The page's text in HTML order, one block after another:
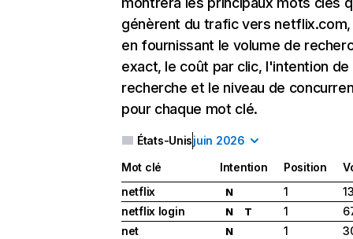
génèrent du trafic vers
en fournissant le volume de
exact, le coût par clic, l'intention de
recherche et le niveau de
pour chaque mot clé.
États-Unisjuin 2026
Mot clé Intention Position
netflix
N 1
netflix login
N T 1
net
N 1